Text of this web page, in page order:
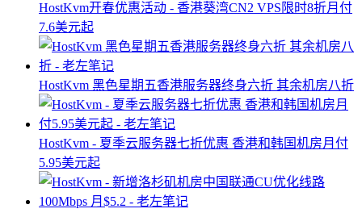
HostKvm开春优惠活动 - 香港葵湾CN2 VPS限时8折月付
7.6美元起
HostKvm 黑色星期五香港服务器终身六折 其余机房八折
HostKvm - 夏季云服务器七折优惠 香港和韩国机房月付
5.95美元起